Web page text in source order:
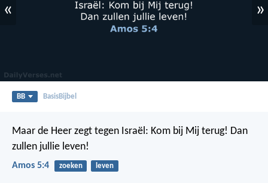
« »
BB BasisBijbel
Maar de Heer zegt tegen Israël: Kom bij Mij terug! Dan
zullen jullie leven!
Amos 5:4 zoeken leven